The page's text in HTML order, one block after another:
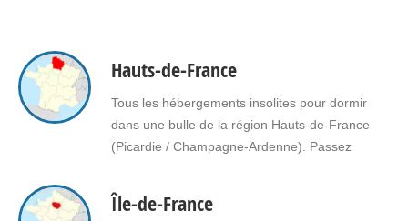
Hauts-de-France
Tous les hébergements insolites pour dormir
dans une bulle de la région Hauts-de-France
(Picardie / Champagne-Ardenne). Passez
amoureux dans une bulle en Hauts-de-France.
Faites le choix d'un séjour insolite avec jacuzzi,
Île-de-France